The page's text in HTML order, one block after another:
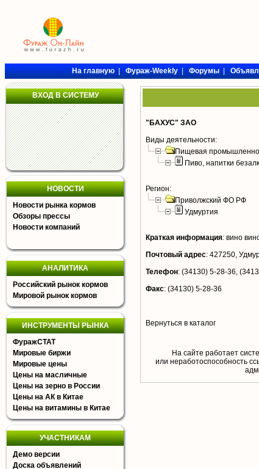
На главную|Фураж-Weekly|Форумы|
ВХОД В СИСТЕМУ
НОВОСТИ
Новости рынка кормов
Обзоры прессы
Новости компаний
АНАЛИТИКА
Российский рынок кормов
Мировой рынок кормов
ИНСТРУМЕНТЫ РЫНКА
ФуражСТАТ
Мировые биржи
Мировые цены
Цены на масличные
Цены на зерно в России
Цены на АК в Китае
Цены на витамины в Китае
УЧАСТНИКАМ
Демо версии
Доска объявлений
"БАХУС" ЗАО
Виды деятельности:
Пищевая
Пиво, напитки
Регион:
Приволжский ФО РФ
Удмуртия
Краткая информация: вино
Почтовый адрес: 427250,
Телефон: (34130) 5-28-36,
Факс: (34130) 5-28-36
Вернуться в каталог
На сайте работает
или неработоспособность